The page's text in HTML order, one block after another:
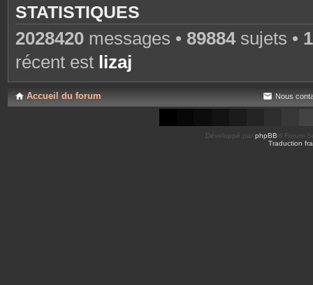
STATISTIQUES
2028420 messages • 89884sujets •
récent est lizaj
Accueil du forum Nous
Développé par phpBB ® Forum
Traduction